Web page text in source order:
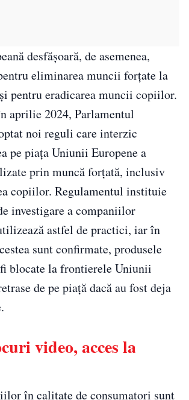
desfășoară, de asemenea,
eliminarea muncii forțate la
pentru eradicarea muncii copiilor.
aprilie 2024, Parlamentul
noi reguli care interzic
pe piața Uniunii Europene a
prin muncă forțată, inclusiv
copiilor. Regulamentul instituie
investigare a companiilor
astfel de practici, iar în
sunt confirmate, produsele
blocate la frontierele Uniunii
de pe piață dacă au fost deja
video, acces la
în calitate de consumatori sunt